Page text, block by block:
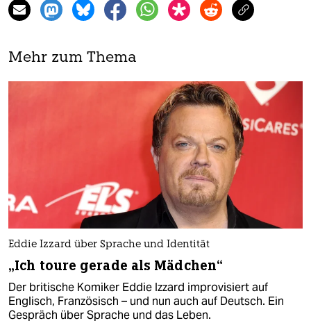
Mehr zum Thema
Eddie Izzard über Sprache und Identität
„Ich toure gerade als Mädchen“
Der britische Komiker Eddie Izzard improvisiert auf
Englisch, Französisch – und nun auch auf Deutsch. Ein
Gespräch über Sprache und das Leben.